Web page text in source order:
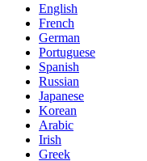
English
French
German
Portuguese
Spanish
Russian
Japanese
Korean
Arabic
Irish
Greek